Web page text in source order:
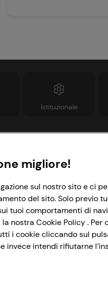
Istituzionale
Policy
Impostazioni Cookie
migliore!
sul nostro sito e
del sito. Solo previo
tuoi comportamenti di
nostra Cookie Policy .
i cookie cliccando sul
invece intendi rifiutarne